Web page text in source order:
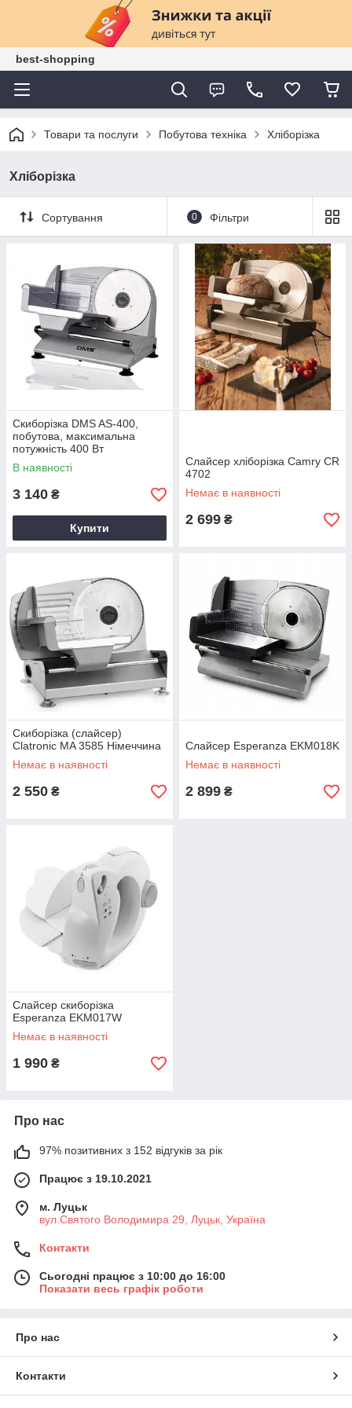
best-shopping
Товари та послуги Побутова техніка Хліборізка
Хліборізка
Сортування 0 Фільтри
Скиборізка DMS AS-400,
побутова, максимальна
потужність 400 Вт
В наявності
3 140 ₴
Купити
Слайсер хліборізка Camry CR
4702
Немає в наявності
2 699 ₴
Скиборізка (слайсер)
Clatronic MA 3585 Німеччина
Немає в наявності
2 550 ₴
Слайсер Esperanza EKM018K
Немає в наявності
2 899 ₴
Слайсер скиборізка
Esperanza EKM017W
Немає в наявності
1 990 ₴
Про нас
97% позитивних з 152 відгуків за рік
Працює з 19.10.2021
м. Луцьк
вул.Святого Володимира 29, Луцьк, Україна
Контакти
Сьогодні працює з 10:00 до 16:00
Показати весь графік роботи
Про нас
Контакти